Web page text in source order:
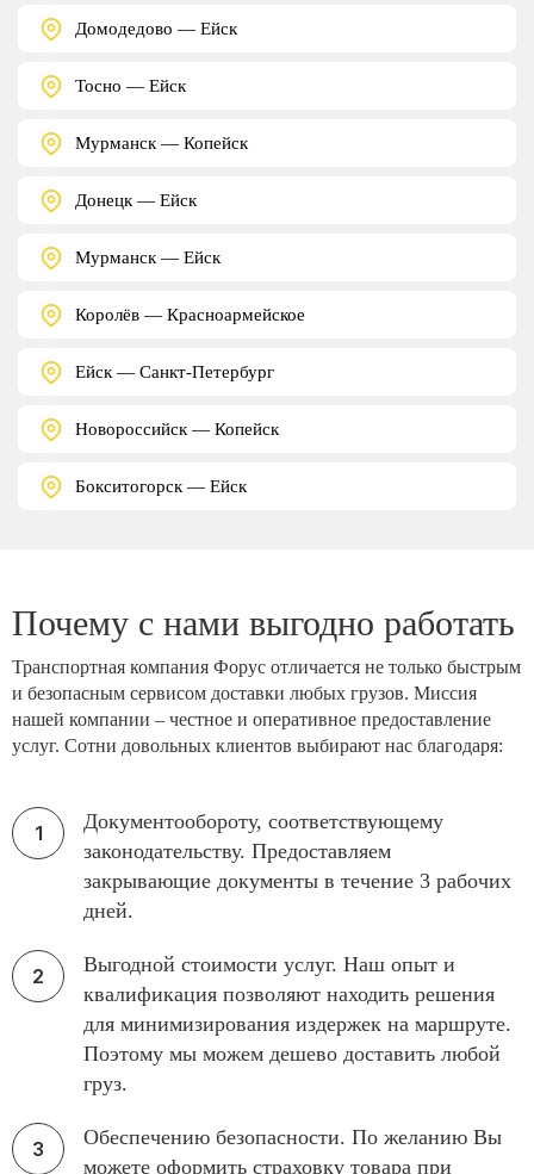
Домодедово — Ейск
Тосно — Ейск
Мурманск — Копейск
Донецк — Ейск
Мурманск — Ейск
Королёв — Красноармейское
Ейск — Санкт-Петербург
Новороссийск — Копейск
Бокситогорск — Ейск
Почему с нами выгодно работать
Транспортная компания Форус отличается не только быстрым
и безопасным сервисом доставки любых грузов. Миссия
нашей компании – честное и оперативное предоставление
услуг. Сотни довольных клиентов выбирают нас благодаря:
Документообороту, соответствующему
законодательству. Предоставляем
закрывающие документы в течение 3 рабочих
дней.
Выгодной стоимости услуг. Наш опыт и
квалификация позволяют находить решения
для минимизирования издержек на маршруте.
Поэтому мы можем дешево доставить любой
груз.
Обеспечению безопасности. По желанию Вы
можете оформить страховку товара при